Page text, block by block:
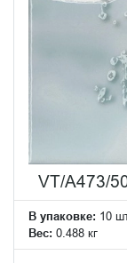
VT/A473/
В упаковке: 10
Вес: 0.488 кг